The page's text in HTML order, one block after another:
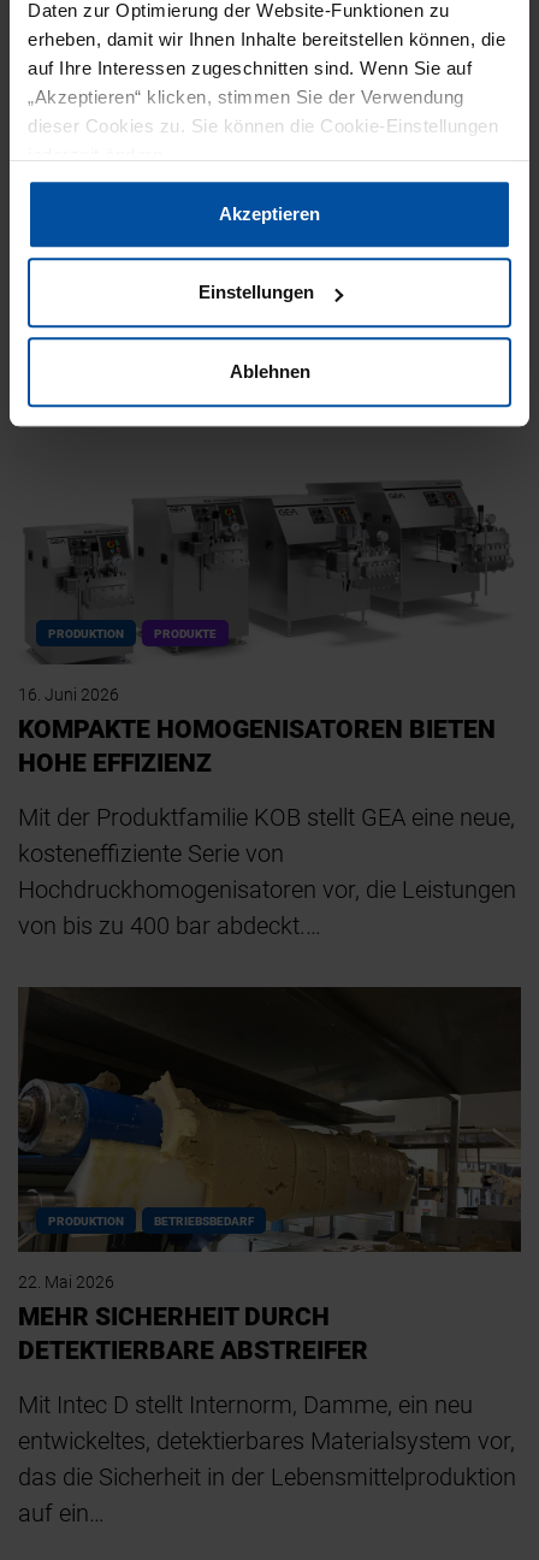
Daten zur Optimierung der Website-Funktionen zu
erheben, damit wir Ihnen Inhalte bereitstellen können, die
auf Ihre Interessen zugeschnitten sind. Wenn Sie auf
„Akzeptieren“ klicken, stimmen Sie der Verwendung
dieser Cookies zu. Sie können die Cookie-Einstellungen
Datenschutzerklärung|Impressum
Akzeptieren
Einstellungen
Ablehnen
FORSCHUNG PRODUKTION NEWS
06. Juli 2026
GEA-ZENTRUM FÜR INDUSTRIELLE
BIOTECHNOLOGIE
GEA hat sein Application and Technology Center
(ATC) für Biotechnologie und New Food von
Hildesheim an den Standort Sarstedt verlagert.
Das Zentrum…
PRODUKTION PRODUKTE
16. Juni 2026
KOMPAKTE HOMOGENISATOREN BIETEN
HOHE EFFIZIENZ
Mit der Produktfamilie KOB stellt GEA eine neue,
kosteneffiziente Serie von
Hochdruckhomogenisatoren vor, die Leistungen
von bis zu 400 bar abdeckt.…
PRODUKTION BETRIEBSBEDARF
22. Mai 2026
MEHR SICHERHEIT DURCH
DETEKTIERBARE ABSTREIFER
Mit Intec D stellt Internorm, Damme, ein neu
entwickeltes, detektierbares Materialsystem vor,
das die Sicherheit in der Lebensmittelproduktion
auf ein…